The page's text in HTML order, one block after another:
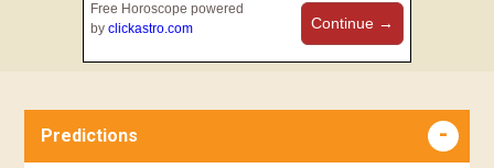
Free Horoscope powered
by clickastro.com Continue →
Predictions